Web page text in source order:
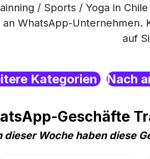
/ Sports / Yoga in
an WhatsApp-Unternehmen.
auf
Kategorien Nach
Geschäfte
dieser Woche haben diese